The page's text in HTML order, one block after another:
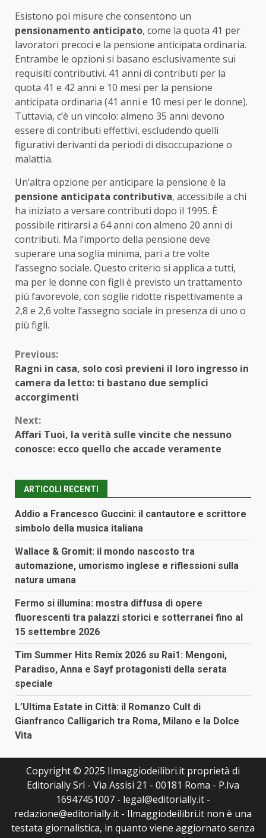
Esistono poi misure che consentono un
pensionamento anticipato, come la quota 41 per
lavoratori precoci e la pensione anticipata ordinaria.
Entrambe le opzioni si basano esclusivamente sui
requisiti contributivi. 41 anni di contributi per la
quota 41 e 42 anni e 10 mesi per la pensione
anticipata ordinaria (41 anni e 10 mesi per le donne).
Tuttavia, c’è un vincolo: almeno 35 anni devono
essere di contributi effettivi, escludendo quelli
figurativi derivanti da periodi di disoccupazione o
malattia.
Un’altra opzione per anticipare la pensione è la
pensione anticipata contributiva, accessibile a chi
ha iniziato a versare contributi dopo il 1995. È
possibile ritirarsi a 64 anni con almeno 20 anni di
contributi. Ma l’importo della pensione deve
superare una soglia minima, pari a tre volte
l’assegno sociale. Questo criterio si applica a tutti,
ma per le donne con figli è previsto un trattamento
più favorevole, con soglie ridotte rispettivamente a
2,8 e 2,6 volte l’assegno sociale in presenza di uno o
più figli.
Continue
Reading
Previous:
Ragni in casa, solo così previeni il loro ingresso in
camera da letto: ti bastano due semplici
accorgimenti
Next:
Affari Tuoi, la verità sulle vincite che nessuno
conosce: ecco quello che accade veramente
ARTICOLI RECENTI
Addio a Francesco Guccini: il cantautore e scrittore
simbolo della musica italiana
Wallace & Gromit: il mondo nascosto tra
automazione, umorismo inglese e riflessioni sulla
natura umana
Fermo si illumina: mostra diffusa di opere
fluorescenti tra palazzi storici e sotterranei fino al
15 settembre 2026
Tim Summer Hits Remix 2026 su Rai1: Mengoni,
Paradiso, Anna e Sayf protagonisti della serata
speciale
L’Ultima Estate in Città: il Romanzo Cult di
Gianfranco Calligarich tra Roma, Milano e la Dolce
Vita
Copyright © 2025 Ilmaggiodeilibri.it proprietà di
Editorially Srl - Via Assisi 21 - 00181 Roma - P.Iva
16947451007 - legal@editorially.it -
redazione@editorially.it - Ilmaggiodeilibri.it non è una
testata giornalistica, in quanto viene aggiornato senza